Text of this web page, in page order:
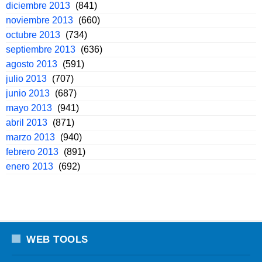
diciembre 2013 (841)
noviembre 2013 (660)
octubre 2013 (734)
septiembre 2013 (636)
agosto 2013 (591)
julio 2013 (707)
junio 2013 (687)
mayo 2013 (941)
abril 2013 (871)
marzo 2013 (940)
febrero 2013 (891)
enero 2013 (692)
WEB TOOLS